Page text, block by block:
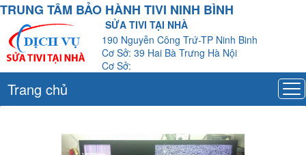
TRUNG TÂM BẢO HÀNH TIVI NINH BÌNH
SỬA TIVI TẠI NHÀ
190 Nguyễn Công Trứ-TP Ninh Binh
Cơ Sở: 39 Hai Bà Trưng Hà Nội
Cơ Sở:
Trang chủ